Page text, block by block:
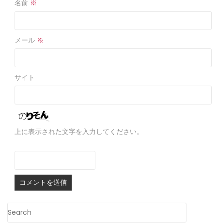
名前 ※
メール ※
サイト
上に表示された文字を入力してください。